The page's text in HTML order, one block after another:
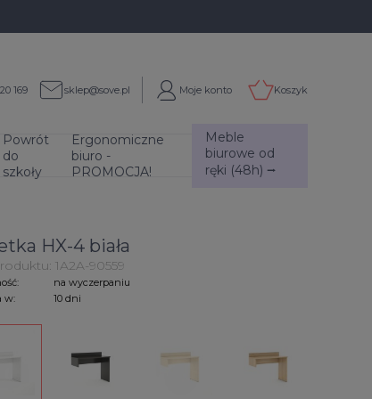
169 sklep@sove.pl Moje konto Koszyk
Powrót
do
szkoły
Ergonomiczne
biuro -
PROMOCJA!
Meble
biurowe od
ręki (48h) ⭢
HX-4 biała
1A2A-90559
na wyczerpaniu
w:
10 dni